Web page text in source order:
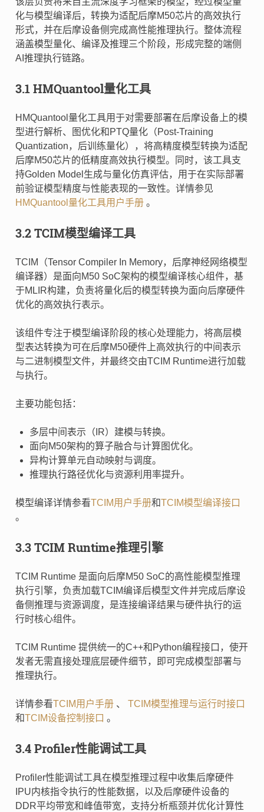
化与模型编译后，转换为适配后摩M50芯片的高效执行
形式，并在后摩设备侧完成高性能推理执行。整体流程
涵盖模型量化、编译及推理三个阶段，形成完整的端侧
AI推理执行链路。
3.1 HMQuantool量化工具
HMQuantool量化工具用于对需要部署在后摩设备上的模
型进行解析、图优化和PTQ量化（Post-Training
Quantization，后训练量化），将高精度模型转换为适配
后摩M50芯片的低精度高效执行模型。同时，该工具支
持Golden Model生成与量化仿真评估，用于在实际部署
前验证模型精度与性能表现的一致性。详情参见
HMQuantool量化工具用户手册。
3.2 TCIM模型编译工具
TCIM（Tensor Compiler In Memory，后摩神经网络模型
编译器）是面向M50 SoC架构的模型编译核心组件，基
于MLIR构建，负责将量化后的模型转换为面向后摩硬件
优化的高效执行表示。
该组件专注于模型编译阶段的核心处理能力，将高层模
型表达转换为可在后摩M50硬件上高效执行的中间表示
与二进制模型文件，并最终交由TCIM Runtime进行加载
与执行。
主要功能包括：
多层中间表示（IR）建模与转换。
面向M50架构的算子融合与计算图优化。
异构计算单元自动映射与调度。
推理执行路径优化与资源利用率提升。
模型编译详情参看TCIM用户手册和TCIM模型编译接口
。
3.3 TCIM Runtime推理引擎
TCIM Runtime 是面向后摩M50 SoC的高性能模型推理
执行引擎，负责加载TCIM编译后模型文件并完成后摩设
备侧推理与资源调度，是连接编译结果与硬件执行的运
行时核心组件。
TCIM Runtime 提供统一的C++和Python编程接口，使开
发者无需直接处理底层硬件细节，即可完成模型部署与
推理执行。
详情参看TCIM用户手册、 TCIM模型推理与运行时接口
和TCIM设备控制接口 。
3.4 Profiler性能调试工具
Profiler性能调试工具在模型推理过程中收集后摩硬件
IPU内核指令执行的性能数据，以及后摩硬件设备的
DDR平均带宽和峰值带宽，支持分析瓶颈并优化计算性